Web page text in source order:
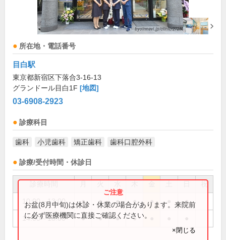
所在地・電話番号
目白駅
東京都新宿区下落合3-16-13
グランドール目白1F [地図]
03-6908-2923
診療科目
歯科 小児歯科 矯正歯科 歯科口腔外科
診療/受付時間・休診日
祝
10:00～13:00 ● ● ● ● ● ●
14:00～18:00 ● ● ● ●
お盆(8月中旬)は休診・休業の場合があります。来院前
に必ず医療機関に直接ご確認ください。
×閉じる